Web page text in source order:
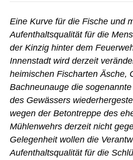
Eine Kurve für die Fische und
Aufenthaltsqualität für die
der Kinzig hinter dem
Innenstadt wird derzeit
heimischen Fischarten Äsche,
Bachneunauge die
des Gewässers
wegen der Betontreppe des
Mühlenwehrs derzeit nicht
Gelegenheit wollen die
Aufenthaltsqualität für die